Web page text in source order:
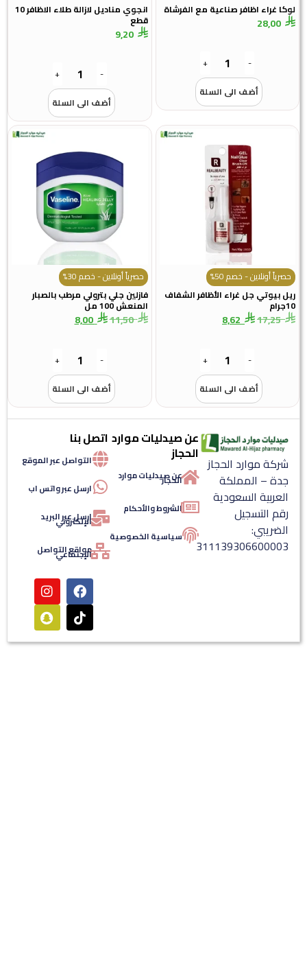
غراء اظافر صناعية مع الفرشاة
28,00
أضف الى السلة
انجوي مناديل لازالة طلاء الاظافر 10
قطع
9,20
أضف الى السلة
حصرياً أونلاين - خصم 50%
بيوتي جل غراء الأظافر الشفاف
17,25
8,62
أضف الى السلة
حصرياً أونلاين - خصم 30%
فازلين جلي بترولي مرطب بالصبار
المنعش 100 مل
11,50
8,00
أضف الى السلة
شركة موارد الحجاز
جدة – المملكة
العربية السعودية
رقم التسجيل
الضريبي:
311139306600003
عن صيدليات موارد
الحجاز
عن صيدليات موارد
الحجاز
الشروط والأحكام
سياسية الخصوصية
اتصل بنا
التواصل عبر الموقع
ارسل عبر واتس اب
ارسل عبر البريد
الإلكتروني
مواقع التواصل
الإجتماعي